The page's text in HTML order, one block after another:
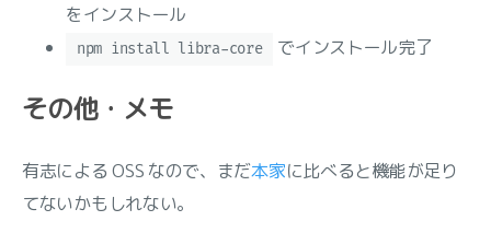
をインストール
npm install libra-core でインストール完了
その他・メモ
有志による OSS なので、まだ本家に比べると機能が足り
てないかもしれない。